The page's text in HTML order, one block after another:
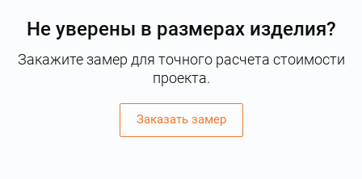
Не уверены в размерах изделия?
Закажите замер для точного расчета стоимости
проекта.
Заказать замер